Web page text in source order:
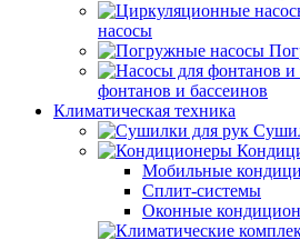
насосы
фонтанов и бассеинов
Климатическая техника
Мобильные
Сплит-системы
Оконные